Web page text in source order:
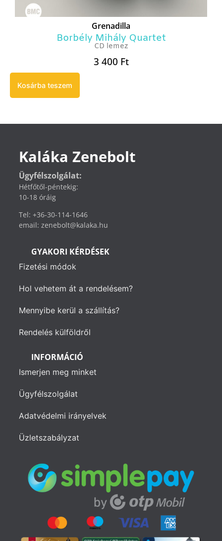
Grenadilla
Borbély Mihály Quartet
CD lemez
3 400 Ft
Kosárba teszem
Kaláka Zenebolt
Ügyfélszolgálat:
Hétfőtől-péntekig:
10-18 óráig
Tel: +36-30-114-1646
email: zenebolt@kalaka.hu
GYAKORI KÉRDÉSEK
Fizetési módok
Hol vehetem át a rendelésem?
Mennyibe kerül a szállítás?
Rendelés külföldről
INFORMÁCIÓ
Ismerjen meg minket
Ügyfélszolgálat
Adatvédelmi irányelvek
Üzletszabályzat